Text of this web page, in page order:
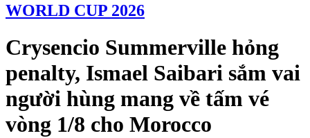
WORLD CUP 2026
Crysencio Summerville hỏng
penalty, Ismael Saibari sắm vai
người hùng mang về tấm vé
vòng 1/8 cho Morocco